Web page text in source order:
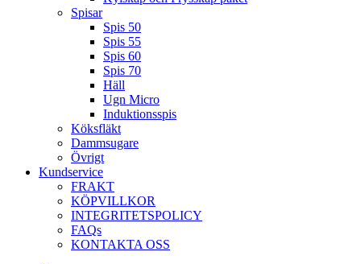
Spisar
Spis 50
Spis 55
Spis 60
Spis 70
Häll
Ugn Micro
Induktionsspis
Köksfläkt
Dammsugare
Övrigt
Kundservice
FRAKT
KÖPVILLKOR
INTEGRITETSPOLICY
FAQs
KONTAKTA OSS